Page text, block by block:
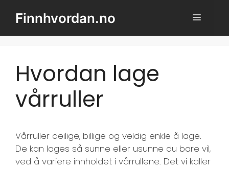
Finnhvordan.no MENY
Hvordan lage
vårruller
Vårruller deilige, billige og veldig enkle å lage.
De kan lages så sunne eller usunne du bare vil,
ved å variere innholdet i vårrullene. Det vi kaller